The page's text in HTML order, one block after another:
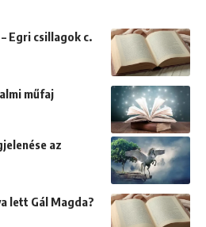
Egri csillagok c.
műfaj
az
lett Gál Magda?